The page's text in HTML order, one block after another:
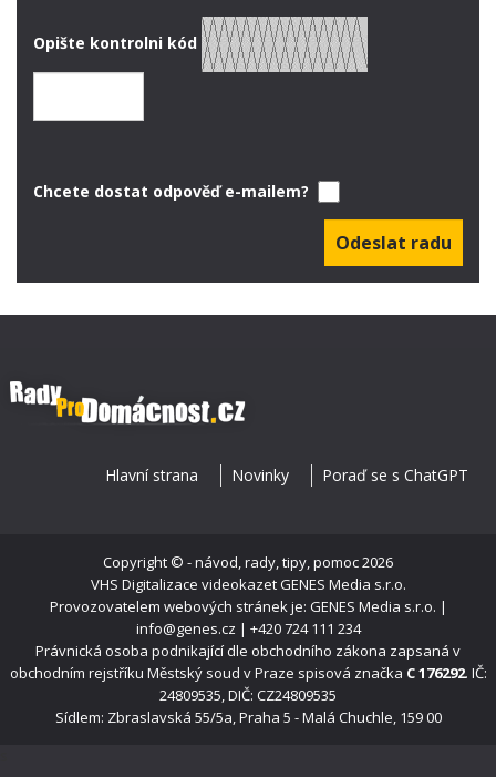
Opište kontrolni kód
Chcete dostat odpověď e-mailem?
Hlavní strana Novinky Poraď se s ChatGPT
Copyright © - návod, rady, tipy, pomoc2026
VHS Digitalizace videokazetGENES Media s.r.o.
Provozovatelem webových stránek je: GENES Media s.r.o. |
info@genes.cz | +420 724 111 234
Právnická osoba podnikající dle obchodního zákona zapsaná v
obchodním rejstříku Městský soud v Praze spisová značka C 176292. IČ:
24809535, DIČ: CZ24809535
Sídlem: Zbraslavská 55/5a, Praha 5 - Malá Chuchle, 159 00